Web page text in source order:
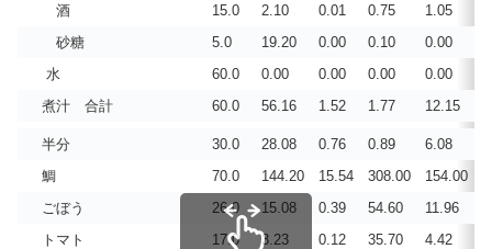
酒
15.0 2.10 0.01 0.75 1.05
砂糖
5.0 19.20 0.00 0.10 0.00
水
60.0 0.00 0.00 0.00 0.00
煮汁 合計
60.0 56.16 1.52 1.77 12.15
半分 30.0 28.08 0.76 0.89 6.08
鯛
70.0 144.20 15.54 308.00 154.00
ごぼう
26.0 15.08 0.39 54.60 11.96
トマト
17.0 3.23 0.12 35.70 4.42